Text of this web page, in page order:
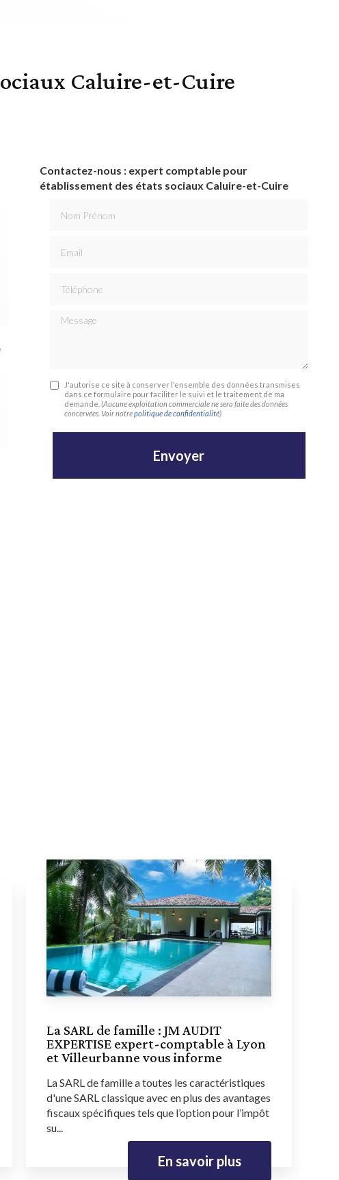
Caluire-et-Cuire
Contactez-nous : expert comptable pour
établissement des états sociaux Caluire-et-Cuire
Message
J'autorise ce site à conserver l'ensemble des données transmises
dans ce formulaire pour faciliter le suivi et le traitement de ma
demande. (Aucune exploitation commerciale ne sera faite des données
concervées. Voir notrepolitique de confidentialité)
La SARL de famille : JM AUDIT
EXPERTISE expert-comptable à Lyon
et Villeurbanne vous informe
La SARL de famille a toutes les caractéristiques
d'une SARL classique avec en plus des avantages
fiscaux spécifiques tels que l’option pour l’impôt
su...
En savoir plus